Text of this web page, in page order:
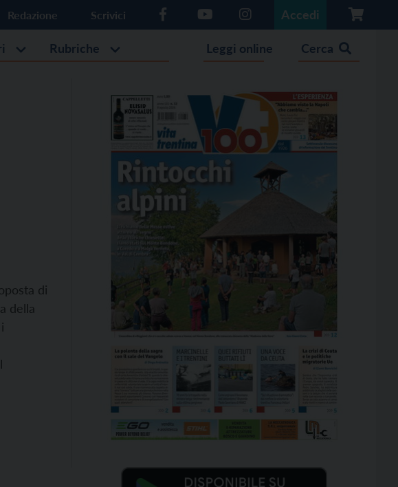
Redazione Scrivici Accedi
Rubriche Leggi online Cerca
di
della